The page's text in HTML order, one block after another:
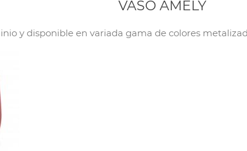
VASO AMELY
y disponible en variada gama de colores